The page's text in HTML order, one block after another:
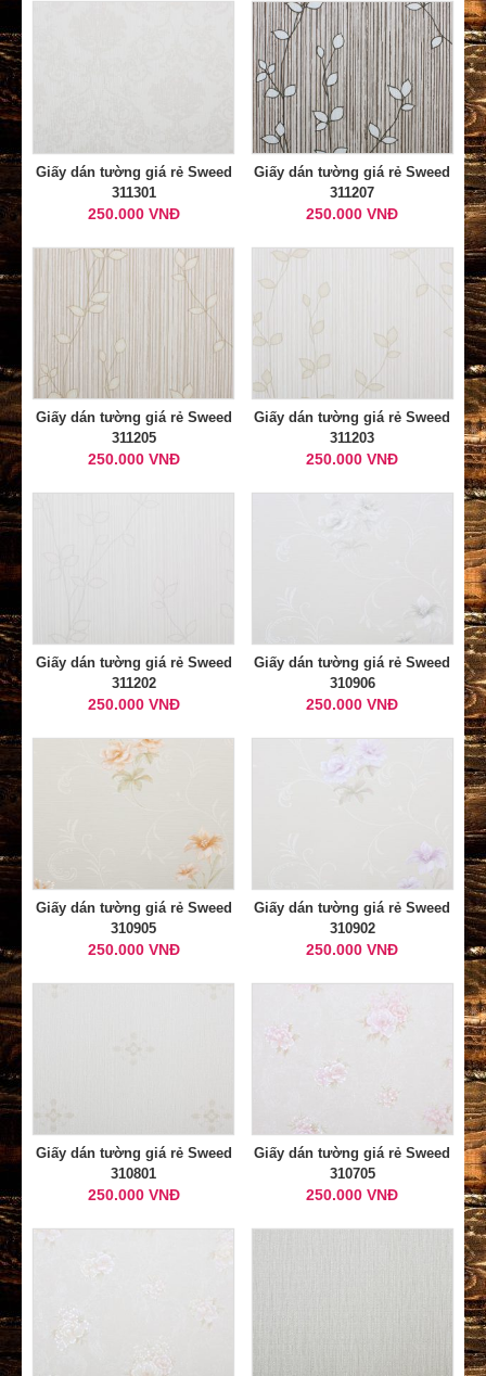
Giấy dán tường giá rẻ Sweed
311301
250.000 VNĐ
Giấy dán tường giá rẻ Sweed
311207
250.000 VNĐ
Giấy dán tường giá rẻ Sweed
311205
250.000 VNĐ
Giấy dán tường giá rẻ Sweed
311203
250.000 VNĐ
Giấy dán tường giá rẻ Sweed
311202
250.000 VNĐ
Giấy dán tường giá rẻ Sweed
310906
250.000 VNĐ
Giấy dán tường giá rẻ Sweed
310905
250.000 VNĐ
Giấy dán tường giá rẻ Sweed
310902
250.000 VNĐ
Giấy dán tường giá rẻ Sweed
310801
250.000 VNĐ
Giấy dán tường giá rẻ Sweed
310705
250.000 VNĐ